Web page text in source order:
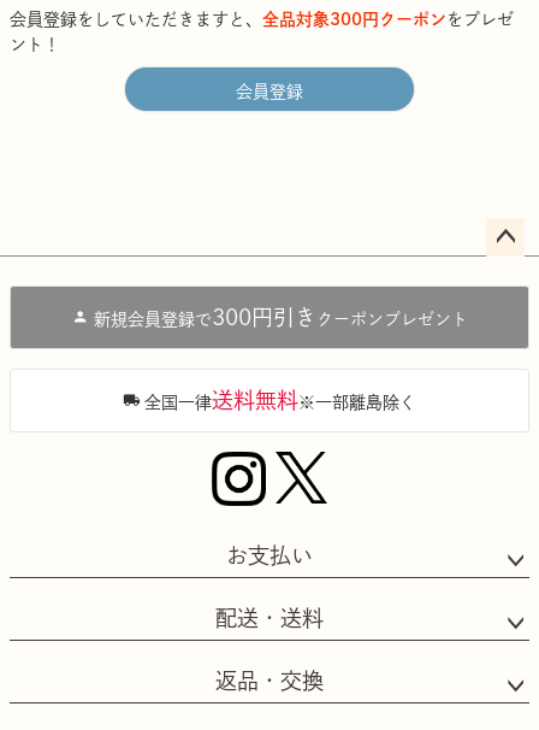
会員登録をしていただきますと、 全品対象300円クーポン をプレゼ
ント！
会員登録
へ
新規会員登録で300円引き クーポンプレゼント
全国一律送料無料※一部離島除く
お支払い
配送・送料
返品・交換